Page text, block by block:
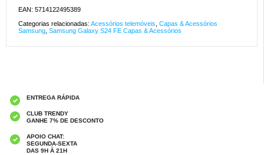
EAN: 5714122495389
Categorias relacionadas: Acessórios telemóveis Capas & Acessórios
Samsung Samsung Galaxy S24 FE Capas & Acessórios
ENTREGA RÁPIDA
CLUB TRENDY
GANHE 7% DE DESCONTO
APOIO CHAT:
SEGUNDA-SEXTA
DAS 9H À 21H